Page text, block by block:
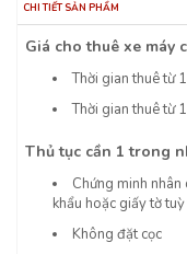
CHI TIẾT SẢN PHẨM
Giá cho thuê xe máy
Thời gian thuê từ
Thời gian thuê từ
Thủ tục cần 1 trong
Chứng minh
khẩu hoặc giấy tờ
Không đặt cọc